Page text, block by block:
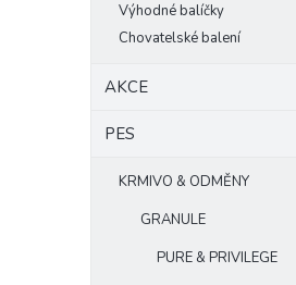
Výhodné balíčky
Chovatelské balení
AKCE
PES
KRMIVO & ODMĚNY
GRANULE
PURE & PRIVILEGE